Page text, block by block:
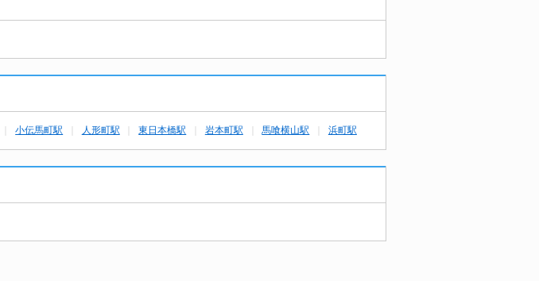
小伝馬町駅 人形町駅 東日本橋駅 岩本町駅 馬喰横山駅 浜町駅